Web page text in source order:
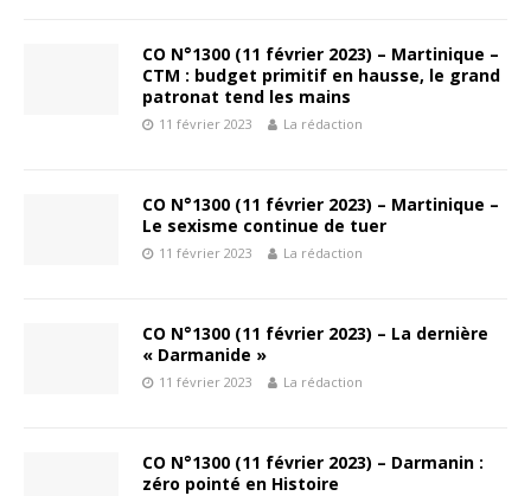
CO N°1300 (11 février 2023) – Martinique –
CTM : budget primitif en hausse, le grand
patronat tend les mains
11 février 2023 La rédaction
CO N°1300 (11 février 2023) – Martinique –
Le sexisme continue de tuer
11 février 2023 La rédaction
CO N°1300 (11 février 2023) – La dernière
« Darmanide »
11 février 2023 La rédaction
CO N°1300 (11 février 2023) – Darmanin :
zéro pointé en Histoire